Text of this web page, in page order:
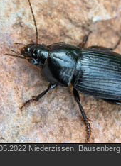
Niederzissen, Bausenberg